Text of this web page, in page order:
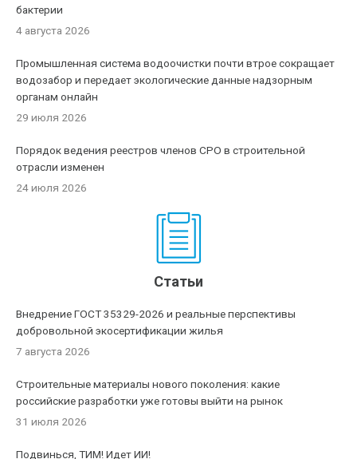
бактерии
4 августа 2026
Промышленная система водоочистки почти втрое сокращает
водозабор и передает экологические данные надзорным
органам онлайн
29 июля 2026
Порядок ведения реестров членов СРО в строительной
отрасли изменен
24 июля 2026
Статьи
Внедрение ГОСТ 35329-2026 и реальные перспективы
добровольной экосертификации жилья
7 августа 2026
Строительные материалы нового поколения: какие
российские разработки уже готовы выйти на рынок
31 июля 2026
Подвинься, ТИМ! Идет ИИ!